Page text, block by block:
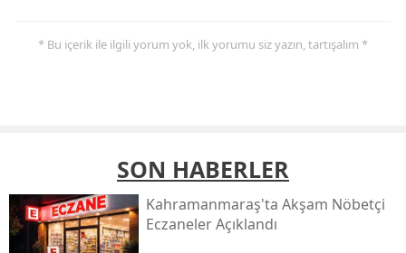
* Bu içerik ile ilgili yorum yok, ilk yorumu siz yazın, tartışalım *
SON HABERLER
Kahramanmaraş'ta Akşam Nöbetçi
Eczaneler Açıklandı